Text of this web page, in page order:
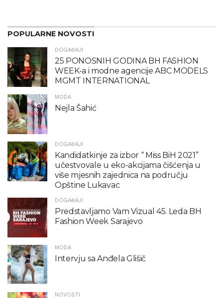
POPULARNE NOVOSTI
DOGAĐAJI
25 PONOSNIH GODINA BH FASHION
WEEK-a i modne agencije ABC MODELS
MGMT INTERNATIONAL
MODA
Nejla Šahić
DOGAĐAJI
Kandidatkinje za izbor “ Miss BiH 2021”
učestvovale u eko-akcijama čišćenja u
više mjesnih zajednica na području
Opštine Lukavac
DOGAĐAJI
Predstavljamo Vam Vizual 45. Leda BH
Fashion Week Sarajevo
MODA
Intervju sa Anđela Glišič
NOVOSTI